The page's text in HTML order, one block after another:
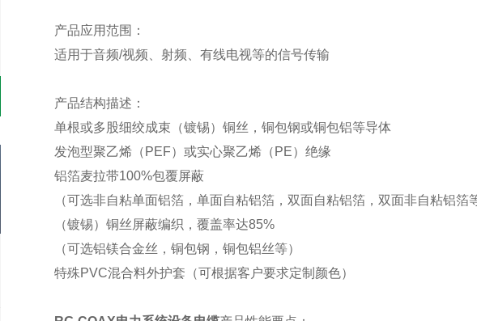
产品应用范围：
适用于音频/视频、射频、有线电视等的信号传输
产品结构描述：
单根或多股细绞成束（镀锡）铜丝，铜包钢或铜包铝等导体
发泡型聚乙烯（ PEF）或实心聚乙烯（PE）绝缘
铝箔麦拉带100%包覆屏蔽
（可选非自粘单面铝箔，单面自粘铝箔，双面自粘铝箔，双面非自粘铝箔
（镀锡）铜丝屏蔽编织，覆盖率达85%
（可选铝镁合金丝，铜包钢，铜包铝丝等）
特殊PVC混合料外护套（可根据客户要求定制颜色）